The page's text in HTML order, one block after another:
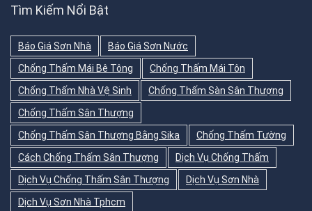
Tìm Kiếm Nổi Bật
Báo Giá Sơn Nhà
Báo Giá Sơn Nước
Chống Thấm Mái Bê Tông
Chống Thấm Mái Tôn
Chống Thấm Nhà Vệ Sinh
Chống Thấm Sàn Sân Thượng
Chống Thấm Sân Thượng
Chống Thấm Sân Thượng Bằng Sika
Chống Thấm Tường
Cách Chống Thấm Sân Thượng
Dịch Vụ Chống Thấm
Dịch Vụ Chống Thấm Sân Thượng
Dịch Vụ Sơn Nhà
Dịch Vụ Sơn Nhà Tphcm